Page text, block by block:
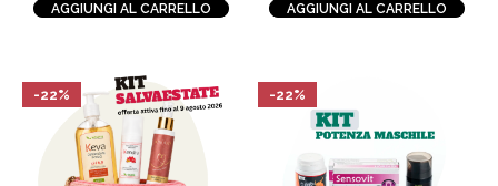
AGGIUNGI AL CARRELLO AGGIUNGI AL CARRELLO
-22% -22%